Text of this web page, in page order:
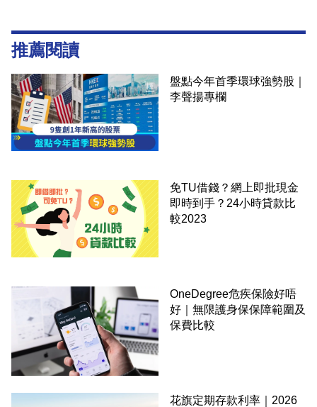
推薦閱讀
盤點今年首季環球強勢股｜
李聲揚專欄
免TU借錢？網上即批現金
即時到手？24小時貸款比
較2023
OneDegree危疾保險好唔
好｜無限護身保保障範圍及
保費比較
花旗定期存款利率｜2026